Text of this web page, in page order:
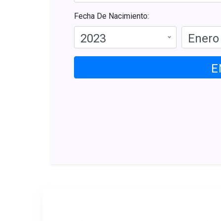
Fecha De Nacimiento:
2023 Enero